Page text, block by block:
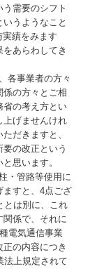
需要のシフト
うようなこと
績をみます
あらわしてき
各事業者の方々
の方々とご相
省の考え方とい
上げませんけれ
だきますと、
の改正という
思います。
・管路等使用に
ますと、4点ござ
とは別に、これ
係で、それに
電気通信事業
の内容につき
法上規定されて